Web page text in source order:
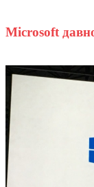
Microsoft